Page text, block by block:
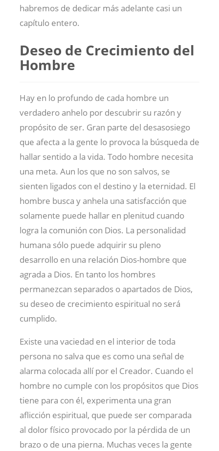
habremos de dedicar más adelante casi un
capítulo entero.
Deseo de Crecimiento del
Hombre
Hay en lo profundo de cada hombre un
verdadero anhelo por descubrir su razón y
propósito de ser. Gran parte del desasosiego
que afecta a la gente lo provoca la búsqueda de
hallar sentido a la vida. Todo hombre necesita
una meta. Aun los que no son salvos, se
sienten ligados con el destino y la eternidad. El
hombre busca y anhela una satisfacción que
solamente puede hallar en plenitud cuando
logra la comunión con Dios. La personalidad
humana sólo puede adquirir su pleno
desarrollo en una relación Dios-hombre que
agrada a Dios. En tanto los hombres
permanezcan separados o apartados de Dios,
su deseo de crecimiento espiritual no será
cumplido.
Existe una vaciedad en el interior de toda
persona no salva que es como una señal de
alarma colocada allí por el Creador. Cuando el
hombre no cumple con los propósitos que Dios
tiene para con él, experimenta una gran
aflicción espiritual, que puede ser comparada
al dolor físico provocado por la pérdida de un
brazo o de una pierna. Muchas veces la gente